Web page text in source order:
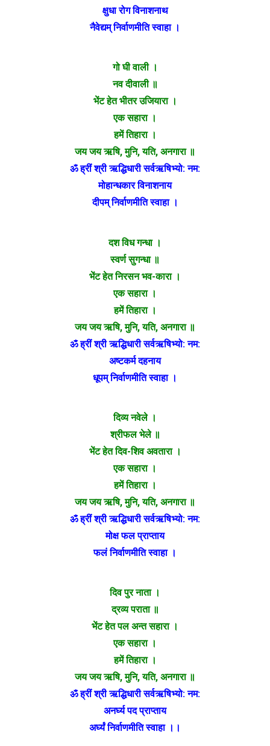
क्षुधा रोग विनाशनाथ
नैवेद्यम् निर्वाणमीति स्वाहा ।
गो घी वाली ।
नव दीवाली ॥
भेंट हेत भीतर उजियारा ।
एक सहारा ।
हमें तिहारा ।
जय जय ऋषि, मुनि, यति, अनगारा ॥
ॐ ह्रीं श्री ऋद्धिधारी सर्वऋषिभ्यो: नम:
मोहान्धकार विनाशनाय
दीपम् निर्वाणमीति स्वाहा ।
दश विध गन्धा ।
स्वर्ण सुगन्धा ॥
भेंट हेत निरसन भव-कारा ।
एक सहारा ।
हमें तिहारा ।
जय जय ऋषि, मुनि, यति, अनगारा ॥
ॐ ह्रीं श्री ऋद्धिधारी सर्वऋषिभ्यो: नम:
अष्टकर्म दहनाय
धूपम् निर्वाणमीति स्वाहा ।
दिव्य नवेले ।
श्रीफल भेले ॥
भेंट हेत दिव-शिव अवतारा ।
एक सहारा ।
हमें तिहारा ।
जय जय ऋषि, मुनि, यति, अनगारा ॥
ॐ ह्रीं श्री ऋद्धिधारी सर्वऋषिभ्यो: नम:
मोक्ष फल प्राप्ताय
फलं निर्वाणमीति स्वाहा ।
दिव पुर नाता ।
द्रव्य पराता ॥
भेंट हेत पल अन्त सहारा ।
एक सहारा ।
हमें तिहारा ।
जय जय ऋषि, मुनि, यति, अनगारा ॥
ॐ ह्रीं श्री ऋद्धिधारी सर्वऋषिभ्यो: नम:
अनर्घ्य पद प्राप्ताय
अर्घ्यं निर्वाणमीति स्वाहा ।।